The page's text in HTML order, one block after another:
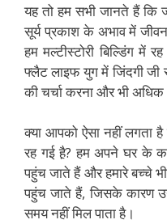
यह तो हम सभी जानते हैं कि
सूर्य प्रकाश के अभाव में
हम मल्टीस्टोरी बिल्डिंग में
फ्लैट लाइफ युग में जिंदगी जी
की चर्चा करना और भी
क्या आपको ऐसा नहीं लगता
रह गई है़? हम अपने घर के
पहुंच जाते हैं और हमारे बच्चे
पहुंच जाते हैं, जिसके कारण
समय नहीं मिल पाता है।